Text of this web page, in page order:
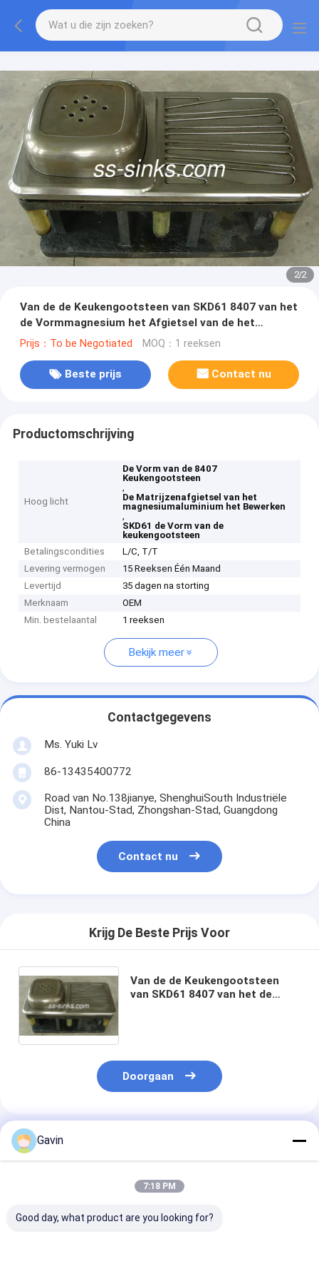
2/2
Van de de Keukengootsteen van SKD61 8407 van het
de Vormmagnesium het Afgietsel van de het
Aluminiummatrijs het Bewerken
Prijs：To be Negotiated MOQ：1 reeksen
Beste prijs Contact nu
Productomschrijving
Hoog licht
De Vorm van de 8407
Keukengootsteen
,
De Matrijzenafgietsel van het
magnesiumaluminium het Bewerken
,
SKD61 de Vorm van de
keukengootsteen
Betalingscondities
L/C, T/T
Levering vermogen
15 Reeksen Één Maand
Levertijd
35 dagen na storting
Merknaam
OEM
Min. bestelaantal
1 reeksen
Bekijk meer
Contactgegevens
Ms. Yuki Lv
86-13435400772
Road van No.138jianye, ShenghuiSouth Industriële
Dist, Nantou-Stad, Zhongshan-Stad, Guangdong
China
Contact nu
Krijg De Beste Prijs Voor
Van de de Keukengootsteen
van SKD61 8407 van het de
Doorgaan
Geadviseerde Producten
Gavin
7:18 PM
Good day, what product are you looking for?